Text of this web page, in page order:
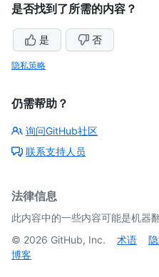
是否找到了所需的内容？
是 否
隐私策略
仍需帮助？
询问GitHub社区
联系支持人员
法律信息
此内容中的一些内容可能是机器
© 2026 GitHub, Inc. 术语
博客